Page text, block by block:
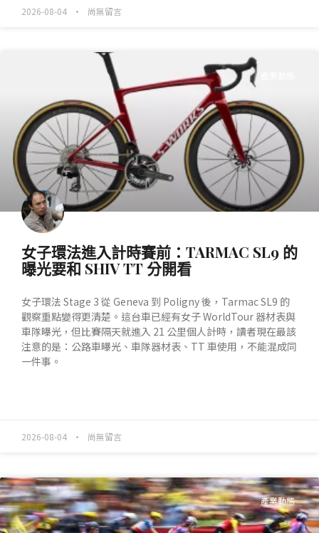
2026-08-04 尚無留言
女子環法進入計時賽前：TARMAC SL9 的
曝光要和 SHIV TT 分開看
女子環法 Stage 3 從 Geneva 到 Poligny 後，Tarmac SL9 的
觀察重點變得更清楚。這台車已經有女子 WorldTour 器材表與
車隊曝光，但比賽隔天就進入 21 公里個人計時，讀者現在最該
注意的是：公路車曝光、車隊器材表、TT 車使用，不能混成同
一件事。
2026-08-04 尚無留言
產業動態